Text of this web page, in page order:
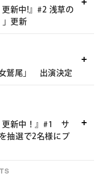
〜）
新中!』#2 浅草の
」更新
女鷲尾」 出演決定
」
信スタート
更新中！』#1 サ
抽選で2名様にプ